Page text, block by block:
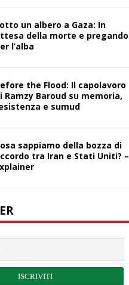
un albero a Gaza: In
della morte e pregando
l’alba
the Flood: Il capolavoro
Ramzy Baroud su memoria,
e sumud
sappiamo della bozza di
tra Iran e Stati Uniti? –